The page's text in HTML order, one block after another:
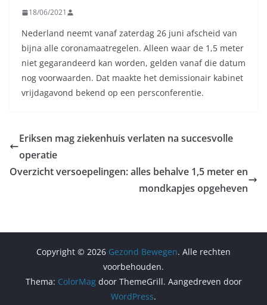
18/06/2021
Nederland neemt vanaf zaterdag 26 juni afscheid van
bijna alle coronamaatregelen. Alleen waar de 1,5 meter
niet gegarandeerd kan worden, gelden vanaf die datum
nog voorwaarden. Dat maakte het demissionair kabinet
vrijdagavond bekend op een persconferentie.
Eriksen mag ziekenhuis verlaten na succesvolle
operatie
Overzicht versoepelingen: alles behalve 1,5 meter en
mondkapjes opgeheven
Copyright © 2026 Gezond Bewegen. Alle rechten
voorbehouden.
Thema: ColorMagdoor ThemeGrill. Aangedreven door
WordPress.